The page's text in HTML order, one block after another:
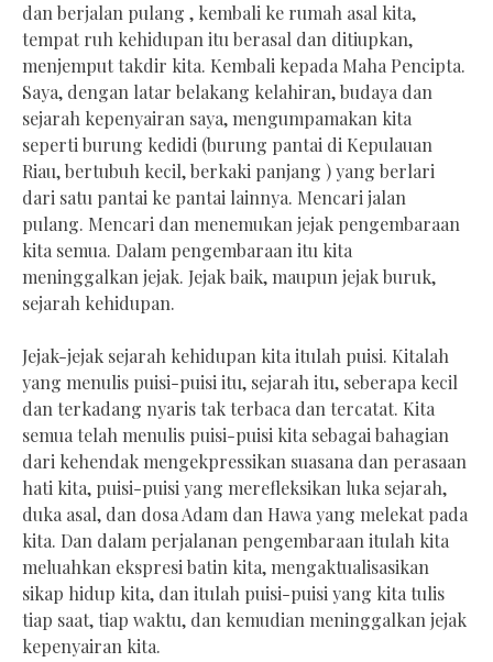
dan berjalan pulang , kembali ke rumah asal kita,
tempat ruh kehidupan itu berasal dan ditiupkan,
menjemput takdir kita. Kembali kepada Maha Pencipta.
Saya, dengan latar belakang kelahiran, budaya dan
sejarah kepenyairan saya, mengumpamakan kita
seperti burung kedidi (burung pantai di Kepulauan
Riau, bertubuh kecil, berkaki panjang ) yang berlari
dari satu pantai ke pantai lainnya. Mencari jalan
pulang. Mencari dan menemukan jejak pengembaraan
kita semua. Dalam pengembaraan itu kita
meninggalkan jejak. Jejak baik, maupun jejak buruk,
sejarah kehidupan.
Jejak-jejak sejarah kehidupan kita itulah puisi. Kitalah
yang menulis puisi-puisi itu, sejarah itu, seberapa kecil
dan terkadang nyaris tak terbaca dan tercatat. Kita
semua telah menulis puisi-puisi kita sebagai bahagian
dari kehendak mengekpressikan suasana dan perasaan
hati kita, puisi-puisi yang merefleksikan luka sejarah,
duka asal, dan dosa Adam dan Hawa yang melekat pada
kita. Dan dalam perjalanan pengembaraan itulah kita
meluahkan ekspresi batin kita, mengaktualisasikan
sikap hidup kita, dan itulah puisi-puisi yang kita tulis
tiap saat, tiap waktu, dan kemudian meninggalkan jejak
kepenyairan kita.